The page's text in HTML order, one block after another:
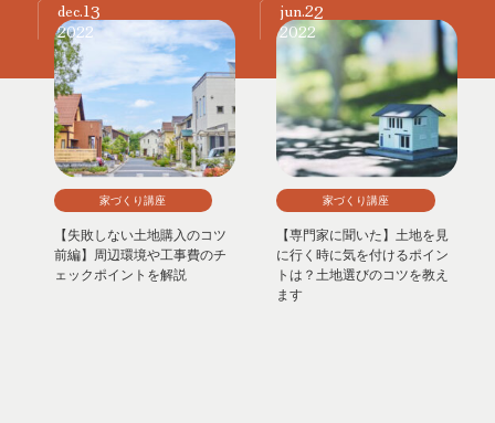
dec. 13
2022
家づくり講座
【失敗しない土地購入のコツ
前編】周辺環境や工事費のチ
ェックポイントを解説
jun. 22
2022
家づくり講座
【専門家に聞いた】土地を見
に行く時に気を付けるポイン
トは？土地選びのコツを教え
ます